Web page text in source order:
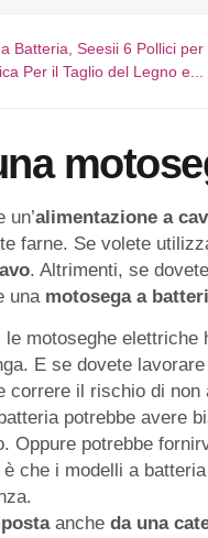
Batteria, Seesii 6 Pollici per
Per il Taglio del Legno e...
un’alimentazione a
farne. Se volete
. Altrimenti, se
una motosega a
motoseghe
E se dovete
correre il rischio di
potrebbe avere
Oppure potrebbe
che i modelli a
anche da una